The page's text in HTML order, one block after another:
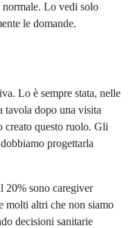
Lo vedi solo
le domande.
Lo è sempre stata, nelle
tavola dopo una visita
creato questo ruolo. Gli
progettarla
20% sono caregiver
molti altri che non siamo
decisioni sanitarie